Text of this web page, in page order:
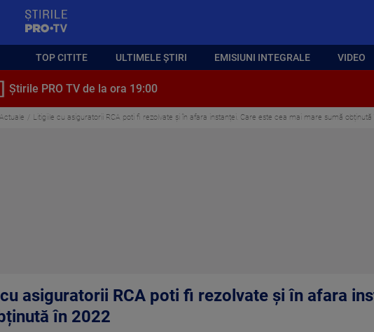
TOP CITITE ULTIMELE ȘTIRI EMISIUNI INTEGRALE VIDEO
Știrile PRO TV de la ora 19:00
Litigiile cu asiguratorii RCA poti fi rezolvate și în afara instanței. Care este cea mai mare sumă obținută
asiguratorii RCA poti fi rezolvate și în afara
în 2022